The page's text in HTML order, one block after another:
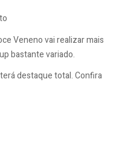
Veneno vai realizar mais
bastante variado.
destaque total. Confira